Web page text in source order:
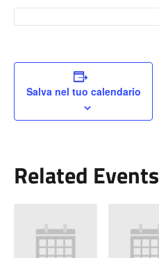
Salva nel tuo calendario
Related Events